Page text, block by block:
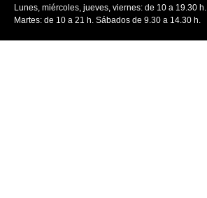
Lunes, miércoles, jueves, viernes: de 10 a 19.30 h.
Martes: de 10 a 21 h. Sábados de 9.30 a 14.30 h.